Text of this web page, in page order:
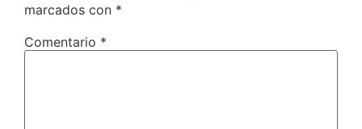
marcados con *
Comentario *